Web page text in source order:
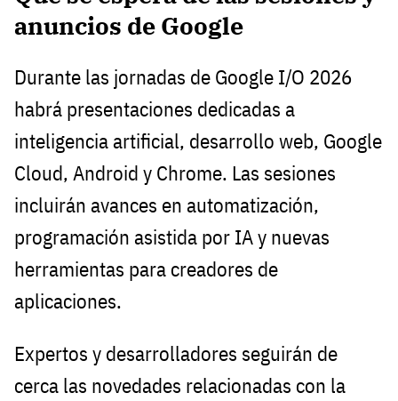
anuncios de Google
Durante las jornadas de Google I/O 2026
habrá presentaciones dedicadas a
inteligencia artificial, desarrollo web, Google
Cloud, Android y Chrome. Las sesiones
incluirán avances en automatización,
programación asistida por IA y nuevas
herramientas para creadores de
aplicaciones.
Expertos y desarrolladores seguirán de
cerca las novedades relacionadas con la